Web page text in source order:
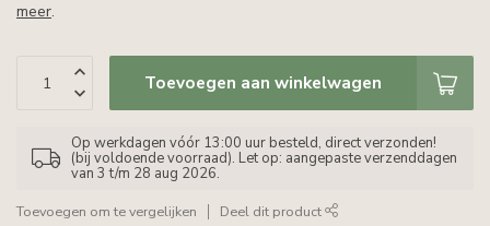
meer.
Toevoegen aan winkelwagen
Op werkdagen vóór 13:00 uur besteld, direct verzonden!
(bij voldoende voorraad). Let op: aangepaste verzenddagen
van 3 t/m 28 aug 2026.
Toevoegen om te vergelijken Deel dit product